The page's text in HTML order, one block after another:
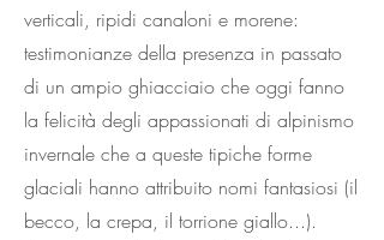
verticali, ripidi canaloni e morene:
testimonianze della presenza in passato
di un ampio ghiacciaio che oggi fanno
la felicità degli appassionati di alpinismo
invernale che a queste tipiche forme
glaciali hanno attribuito nomi fantasiosi (il
becco, la crepa, il torrione giallo...).